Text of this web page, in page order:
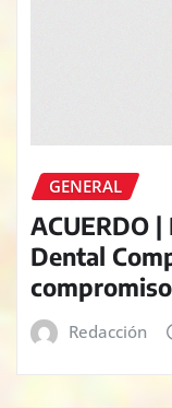
GENERAL
ACUERDO
Dental
compromiso
Redacción